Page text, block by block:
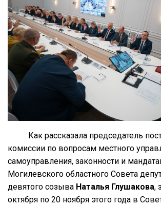
Как рассказала председатель
комиссии по вопросам местного
самоуправления, законности и
Могилевского областного Совета
девятого созыва Наталья Глушакова,
октября по 20 ноября этого года в